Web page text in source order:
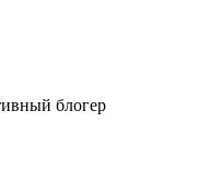
блогер